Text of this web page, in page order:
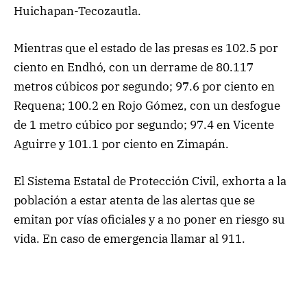
Huichapan-Tecozautla.
Mientras que el estado de las presas es 102.5 por
ciento en Endhó, con un derrame de 80.117
metros cúbicos por segundo; 97.6 por ciento en
Requena; 100.2 en Rojo Gómez, con un desfogue
de 1 metro cúbico por segundo; 97.4 en Vicente
Aguirre y 101.1 por ciento en Zimapán.
El Sistema Estatal de Protección Civil, exhorta a la
población a estar atenta de las alertas que se
emitan por vías oficiales y a no poner en riesgo su
vida. En caso de emergencia llamar al 911.